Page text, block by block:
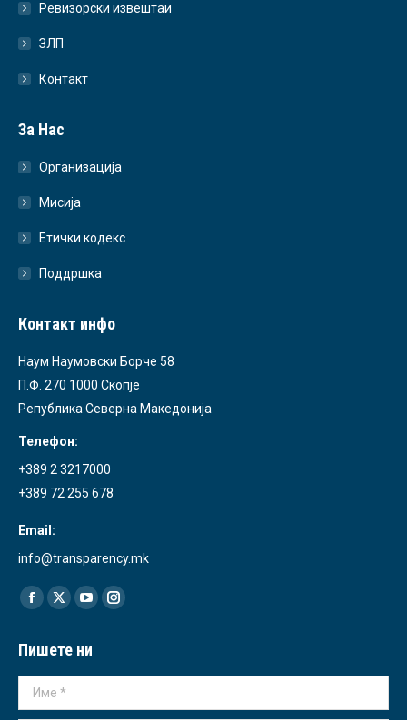
Ревизорски извештаи
ЗЛП
Контакт
За Нас
Организација
Мисија
Етички кодекс
Поддршка
Контакт инфо
Наум Наумовски Борче 58
П.Ф. 270 1000 Скопје
Република Северна Македонија
Телефон:
+389 2 3217000
+389 72 255 678
Email:
info@transparency.mk
Find us on:
Facebook
opens
in
new
X
opens
in
YouTube
opens
in
Instagram
in
Пишете ни
Име *